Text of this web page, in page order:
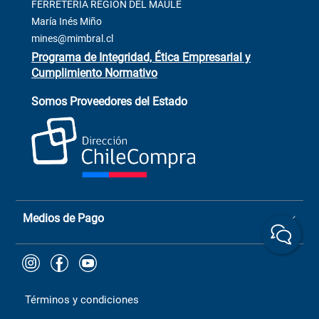
Contacto
Venta Terreno
Trabaja con Nosotros
+56 9 6779 0465
+(73) 256
ChileCompras
+56 9 9888 9549
FERRETERÍA REGIÓN DEL MAULE
María Inés Miño
mines@mimbral.cl
Programa de Integridad, Ética Empresarial y
Cumplimiento Normativo
Somos Proveedores del Estado
Medios de Pago
Términos y condiciones